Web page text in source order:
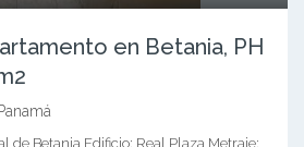
en Betania, PH
de Betania Edificio: Real Plaza Metraje: